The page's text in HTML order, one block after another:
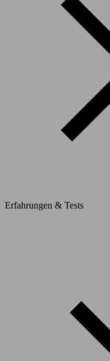
Erfahrungen & Tests